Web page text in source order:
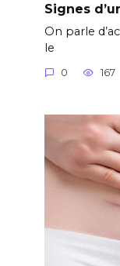
Signes
On parle
le
0 167